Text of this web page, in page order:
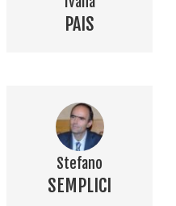
PAIS
Stefano
SEMPLICI